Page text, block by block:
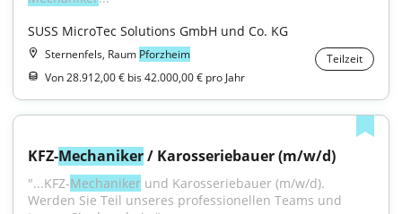
SUSS MicroTec Solutions GmbH und Co. KG
Sternenfels, Raum Pforzheim
Teilzeit
Von 28.912,00 € bis 42.000,00 € pro Jahr
KFZ-Mechaniker / Karosseriebauer (m/w/d)
"...KFZ-Mechaniker und Karosseriebauer (m/w/d).
Werden Sie Teil unseres professionellen Teams und